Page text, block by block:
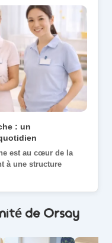
de Orsay
: un
est au cœur de la
à une structure